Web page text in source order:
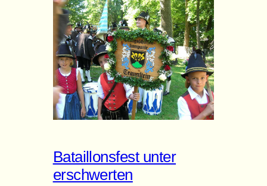
Bataillonsfest unter
erschwerten